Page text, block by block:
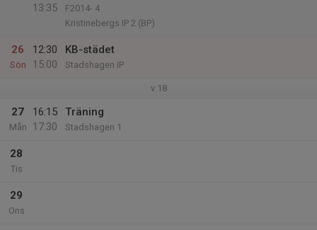
13:35
F2014- 4
Kristinebergs IP 2 (BP)
26
Sön
12:30
15:00
KB-städet
Stadshagen IP
v.18
27
Mån
16:15
17:30
Träning
Stadshagen 1
28
Tis
29
Ons